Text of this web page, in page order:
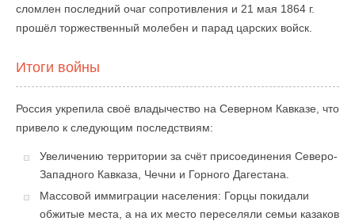
сломлен последний очаг сопротивления и 21 мая 1864 г.
прошёл торжественный молебен и парад царских войск.
Итоги войны
Россия укрепила своё владычество на Северном Кавказе, что
привело к следующим последствиям:
Увеличению территории за счёт присоединения Северо-
Западного Кавказа, Чечни и Горного Дагестана.
Массовой иммиграции населения: Горцы покидали
обжитые места, а на их место переселяли семьи казаков